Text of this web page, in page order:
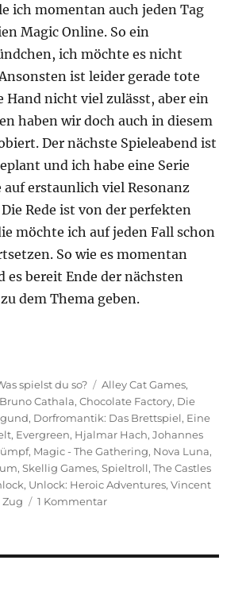
ich momentan auch jeden Tag
Magic Online. So ein
ich möchte es nicht
ist leider gerade tote
Hand nicht viel zulässt, aber ein
haben wir doch auch in diesem
Der nächste Spieleabend ist
und ich habe eine Serie
erstaunlich viel Resonanz
Rede ist von der perfekten
möchte ich auf jeden Fall schon
So wie es momentan
es bereit Ende der nächsten
dem Thema geben.
so? – Februar 2023“
spielst du so? Schlagwörter
Alley Cat Games,
Bruno Cathala,Chocolate Factory, Die
, Dorfromantik: Das Brettspiel, Eine
, Evergreen, Hjalmar Hach,Johannes
, Magic - The Gathering, Nova Luna,
,Skellig Games,Spieltroll,The Castles
, Unlock: Heroic Adventures,Vincent
1 Kommentarzu